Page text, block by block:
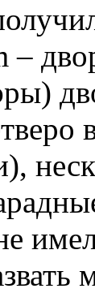
–